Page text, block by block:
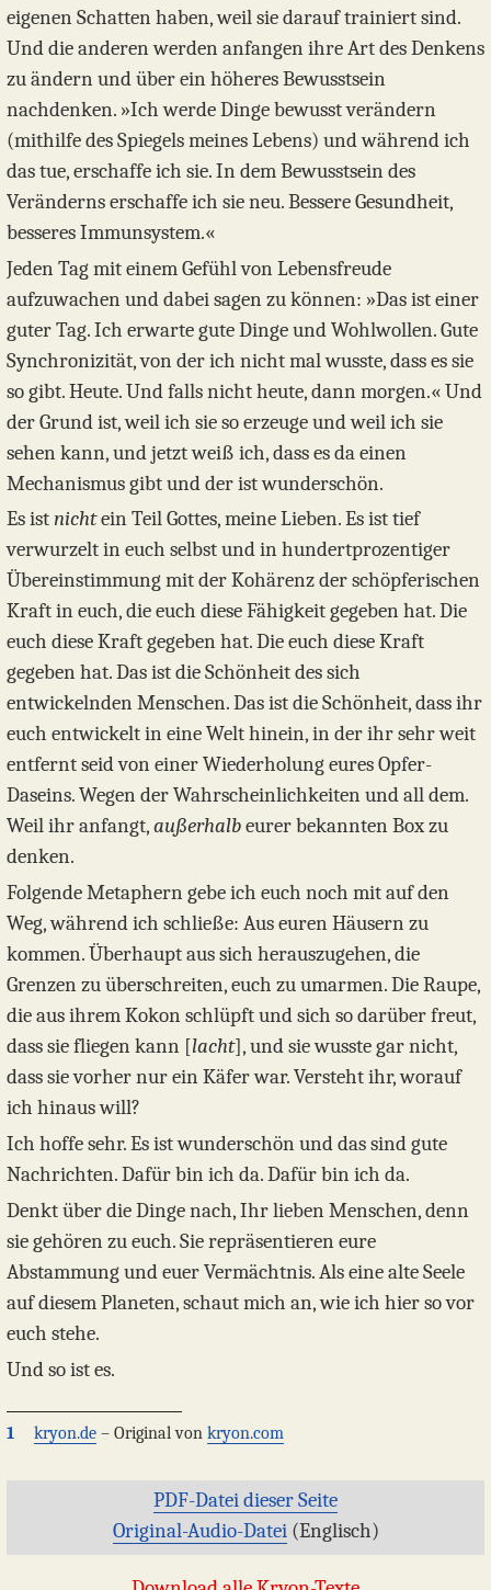
eigenen Schatten haben, weil sie darauf trainiert sind.
Und die anderen werden anfangen ihre Art des Denkens
zu ändern und über ein höheres Bewusstsein
nachdenken. »Ich werde Dinge bewusst verändern
(mithilfe des Spiegels meines Lebens) und während ich
das tue, erschaffe ich sie. In dem Bewusstsein des
Veränderns erschaffe ich sie neu. Bessere Gesundheit,
besseres Immunsystem.«
Jeden Tag mit einem Gefühl von Lebensfreude
aufzuwachen und dabei sagen zu können: »Das ist einer
guter Tag. Ich erwarte gute Dinge und Wohlwollen. Gute
Synchronizität, von der ich nicht mal wusste, dass es sie
so gibt. Heute. Und falls nicht heute, dann morgen.« Und
der Grund ist, weil ich sie so erzeuge und weil ich sie
sehen kann, und jetzt weiß ich, dass es da einen
Mechanismus gibt und der ist wunderschön.
Es ist nichtein Teil Gottes, meine Lieben. Es ist tief
verwurzelt in euch selbst und in hundertprozentiger
Übereinstimmung mit der Kohärenz der schöpferischen
Kraft in euch, die euch diese Fähigkeit gegeben hat. Die
euch diese Kraft gegeben hat. Die euch diese Kraft
gegeben hat. Das ist die Schönheit des sich
entwickelnden Menschen. Das ist die Schönheit, dass ihr
euch entwickelt in eine Welt hinein, in der ihr sehr weit
entfernt seid von einer Wiederholung eures Opfer-
Daseins. Wegen der Wahrscheinlichkeiten und all dem.
Weil ihr anfangt,außerhalbeurer bekannten Box zu
denken.
Folgende Metaphern gebe ich euch noch mit auf den
Weg, während ich schließe: Aus euren Häusern zu
kommen. Überhaupt aus sich herauszugehen, die
Grenzen zu überschreiten, euch zu umarmen. Die Raupe,
die aus ihrem Kokon schlüpft und sich so darüber freut,
dass sie fliegen kann [lacht], und sie wusste gar nicht,
dass sie vorher nur ein Käfer war. Versteht ihr, worauf
ich hinaus will?
Ich hoffe sehr. Es ist wunderschön und das sind gute
Nachrichten. Dafür bin ich da. Dafür bin ich da.
Denkt über die Dinge nach, Ihr lieben Menschen, denn
sie gehören zu euch. Sie repräsentieren eure
Abstammung und euer Vermächtnis. Als eine alte Seele
auf diesem Planeten, schaut mich an, wie ich hier so vor
euch stehe.
Und so ist es.
1 kryon.de – Original von kryon.com
PDF-Datei dieser Seite
Original-Audio-Datei(Englisch)